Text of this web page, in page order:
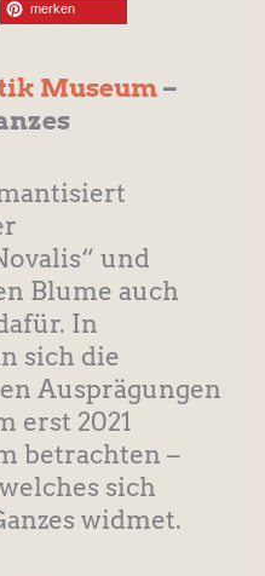
merken
Museum–
und
Blume auch
In
sich die
Ausprägungen
erst 2021
betrachten –
sich
widmet.